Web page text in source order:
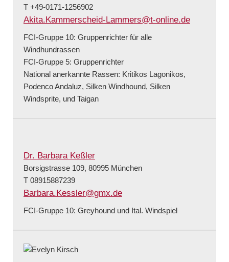
T +49-0171-1256902
Akita.Kammerscheid-Lammers@t-online.de
FCI-Gruppe 10: Gruppenrichter für alle
Windhundrassen
FCI-Gruppe 5: Gruppenrichter
National anerkannte Rassen: Kritikos Lagonikos,
Podenco Andaluz, Silken Windhound, Silken
Windsprite, und Taigan
Dr. Barbara Keßler
Borsigstrasse 109, 80995 München
T 08915887239
Barbara.Kessler@gmx.de
FCI-Gruppe 10: Greyhound und Ital. Windspiel